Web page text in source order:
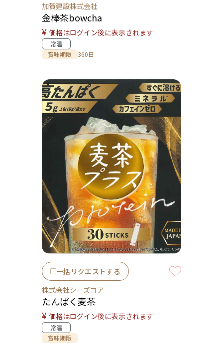
加賀建設株式会社
金棒茶bowcha
¥ 価格はログイン後に表示されます
常温
賞味期限
360日
一括リクエストする
株式会社シーズコア
たんぱく麦茶
¥ 価格はログイン後に表示されます
常温
賞味期限